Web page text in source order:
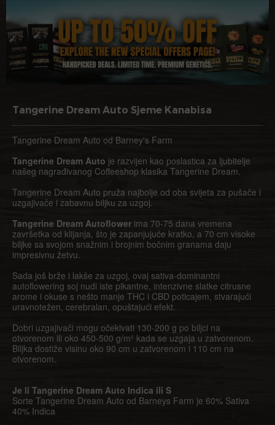
Tangerine Dream Auto Sjeme Kanabisa
Tangerine Dream Auto od Barney's Farm
Tangerine Dream Auto je razvijen kao poslastica za ljubitelje
našeg nagrađivanog Coffeeshop klasika Tangerine Dream.
Tangerine Dream Auto pruža najbolje od oba svijeta za pušače i
uzgajivače i zabavnu biljku za uzgoj.
Tangerine Dream Autoflower ima 70-75 dana vremena
završetka od klijanja, što je zapanjujuće kratko, a 70 cm visoke
biljke sa svojom snažnim i brojnim bočnim granama daju
impresivnu žetvu.
Sada još brže i lakše za uzgoj, ovaj sativa-dominantni
autoflowering soj nudi iste pikantne, intenzivne slatke citrusne
arome i okuse s nešto manje THC i CBD poticajem, stvarajući
uravnotežen, cerebralan, opuštajući efekt.
Dobri uzgajivači mogu očekivati 130-200 g po biljci na
otvorenom ili oko 450-500 g/m² kada se uzgaja u zatvorenom.
Biljka dostiže visinu oko 90 cm u zatvorenom i 110 cm na
otvorenom.
Je li Tangerine Dream Auto Indica ili S
Sorte Tangerine Dream Auto od Barneys Farm je 60% Sativa
40% Indica